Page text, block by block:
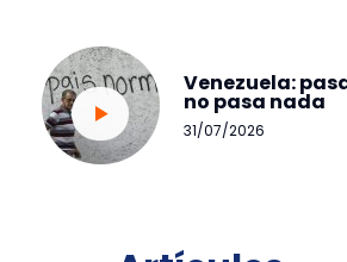
Venezuela:
no pasa nada
31/07/2026